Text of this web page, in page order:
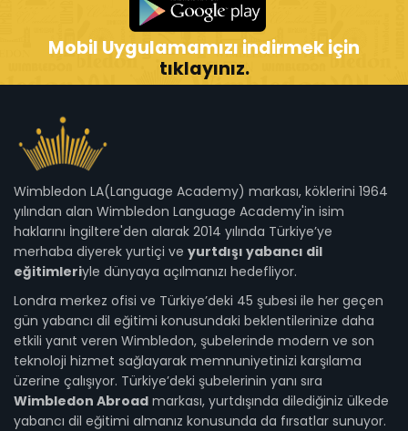
Mobil Uygulamamızı indirmek için
tıklayınız.
Wimbledon LA(Language Academy) markası, köklerini 1964
yılından alan Wimbledon Language Academy'in isim
haklarını İngiltere'den alarak 2014 yılında Türkiye’ye
merhaba diyerek yurtiçi ve yurtdışı yabancı dil
eğitimleriyle dünyaya açılmanızı hedefliyor.
Londra merkez ofisi ve Türkiye’deki 45 şubesi ile her geçen
gün yabancı dil eğitimi konusundaki beklentilerinize daha
etkili yanıt veren Wimbledon, şubelerinde modern ve son
teknoloji hizmet sağlayarak memnuniyetinizi karşılama
üzerine çalışıyor. Türkiye’deki şubelerinin yanı sıra
Wimbledon Abroad markası, yurtdışında dilediğiniz ülkede
yabancı dil eğitimi almanız konusunda da fırsatlar sunuyor.